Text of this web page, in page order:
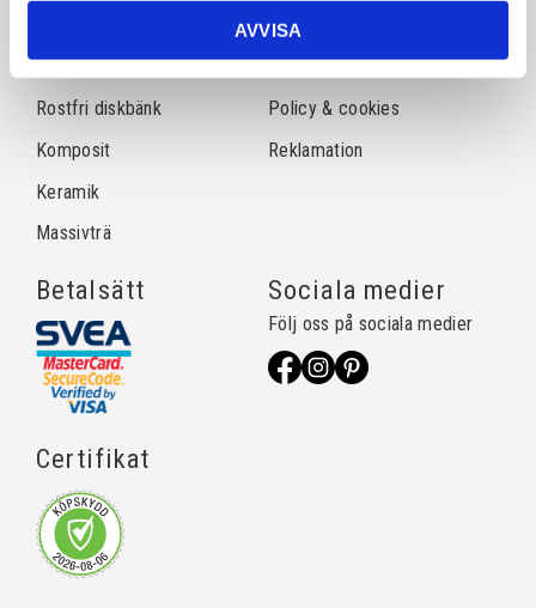
AVVISA
Natursten
Rostfri diskbänk
Komposit
Keramik
Massivträ
Frågor & svar
Köpvillkor
Policy & cookies
Reklamation
Betalsätt
Certifikat
Sociala medier
Följ oss på sociala medier